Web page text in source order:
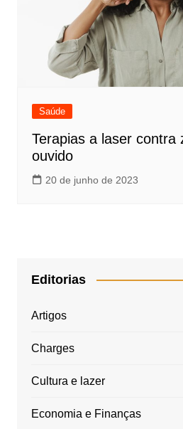
Saúde
Terapias a laser contra
ouvido
20 de junho de 2023
Editorias
Artigos
Charges
Cultura e lazer
Economia e Finanças